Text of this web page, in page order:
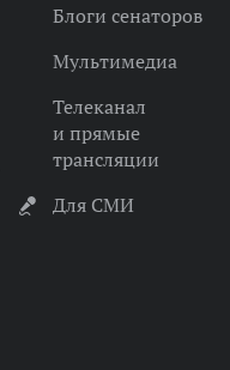
Блоги сенаторов
Мультимедиа
Телеканал
и прямые
трансляции
Для СМИ